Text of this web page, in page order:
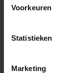
Voorkeuren
Statistieken
Marketing